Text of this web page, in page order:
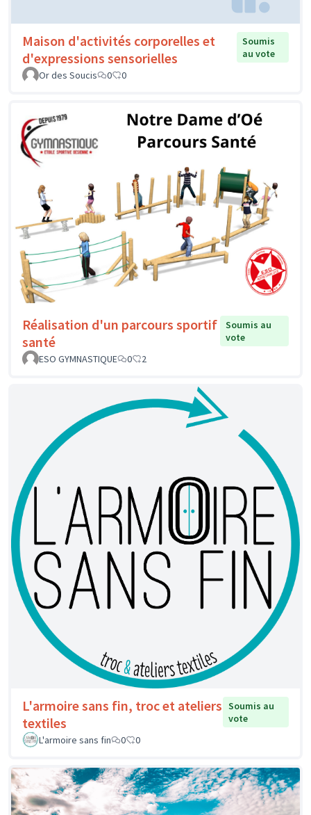
Maison d'activités corporelles et
d'expressions sensorielles
Soumis
au vote
Or des Soucis
0 0
Réalisation d'un parcours sportif
santé
Soumis au
vote
ESO GYMNASTIQUE
0 2
L'armoire sans fin, troc et ateliers
textiles
Soumis au
vote
L'armoire sans fin
0 0